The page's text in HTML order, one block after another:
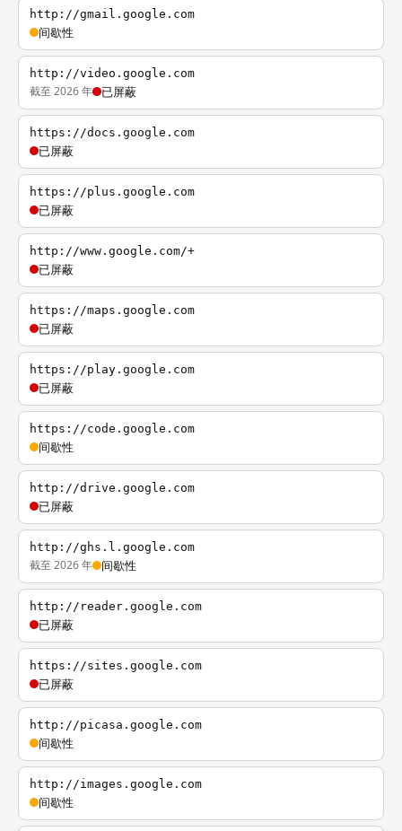
http://gmail.google.com
间歇性
http://video.google.com
截至 2026 年 已屏蔽
https://docs.google.com
已屏蔽
https://plus.google.com
已屏蔽
http://www.google.com/+
已屏蔽
https://maps.google.com
已屏蔽
https://play.google.com
已屏蔽
https://code.google.com
间歇性
http://drive.google.com
已屏蔽
http://ghs.l.google.com
截至 2026 年 间歇性
http://reader.google.com
已屏蔽
https://sites.google.com
已屏蔽
http://picasa.google.com
间歇性
http://images.google.com
间歇性